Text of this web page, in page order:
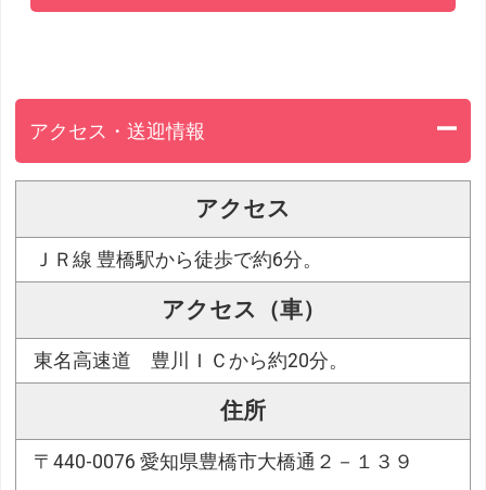
アクセス・送迎情報
アクセス
ＪＲ線 豊橋駅から徒歩で約6分。
アクセス（車）
東名高速道 豊川ＩＣから約20分。
住所
〒440-0076 愛知県豊橋市大橋通２－１３９